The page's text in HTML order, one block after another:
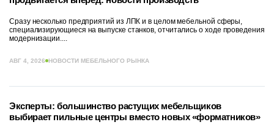
Сразу несколько предприятий из ЛПК и в целом мебельной сферы,
специализирующиеся на выпуске станков, отчитались о ходе проведения
модернизации....
АВГ 4, 2026 НОВОСТИ МЕБЕЛЬНОГО РЫНКА
Эксперты: большинство растущих мебельщиков
выбирает пильные центры вместо новых «форматников»